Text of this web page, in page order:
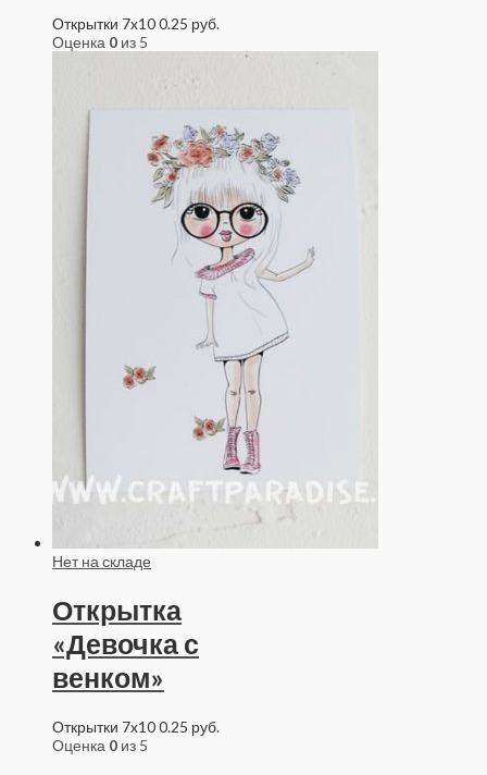
Открытки 7x100.25 руб.
Оценка 0 из 5
Нет на складе
Открытка
«Девочка с
венком»
Открытки 7x100.25 руб.
Оценка 0 из 5